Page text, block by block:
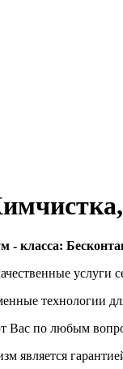
- класса:
услуги
технологии
Вас по любым
является